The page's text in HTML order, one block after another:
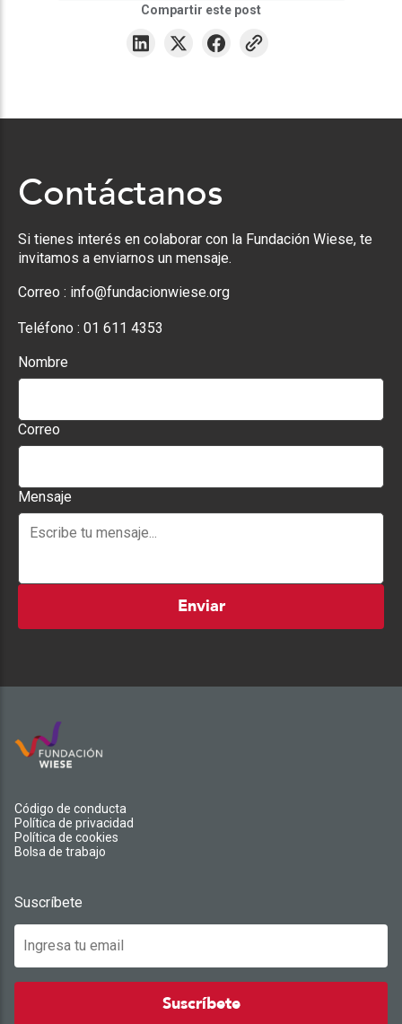
Compartir este post
Contáctanos
Si tienes interés en colaborar con la Fundación Wiese, te
invitamos a enviarnos un mensaje.
Correo : info@fundacionwiese.org
Teléfono : 01 611 4353
Nombre
Correo
Mensaje
Enviar
Código de conducta
Política de privacidad
Política de cookies
Bolsa de trabajo
Suscríbete
Suscríbete